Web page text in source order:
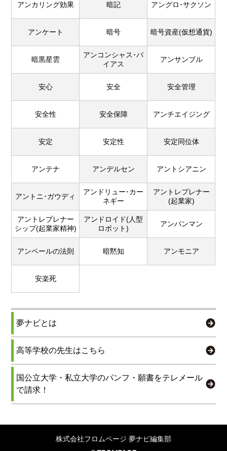
アンカリング効果 暗記 アングロ･サクソン
アンケート 暗号 暗号資産(仮想通貨)
暗黒星雲
アンコンシャス･バ
イアス
アンサンブル
安心 安全 安全管理
安全性 安全保障 アンチエイジング
安定 安定性 安定同位体
アンテナ アンデルセン アントシアニン
アントニ･ガウディ
アンドリュー･カー
ネギー
アントレプレナー
(起業家)
アントレプレナー
シップ(起業家精神)
アンドロイド(人型
ロボット)
アンパンマン
アンペールの法則 暗黙知 アンモニア
安楽死
夢ナビとは
高等学校の先生はこちら
国公立大学・私立大学のパンフ・願書をテレメール
で請求！
株式会社フロムページ 夢ナビ編集部